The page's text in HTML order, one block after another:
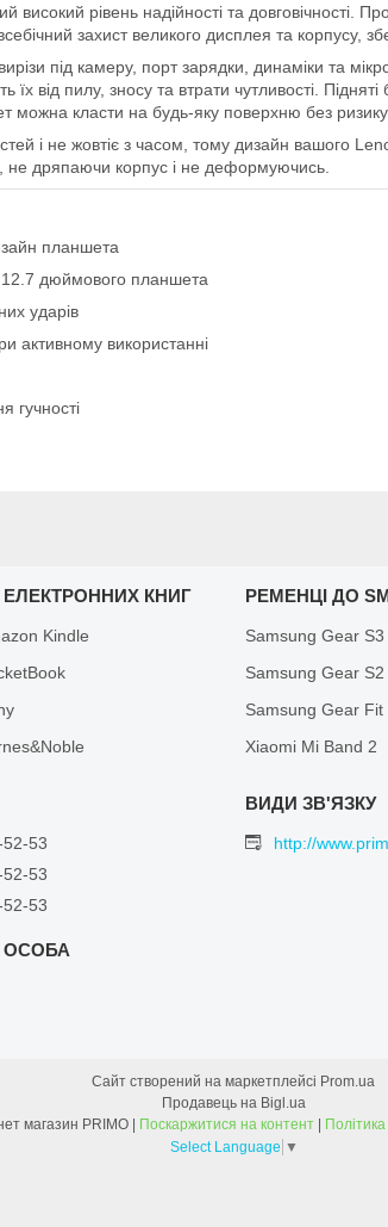
високий рівень надійності та
захист великого дисплея та корпусу,
вирізи під камеру, порт зарядки, динаміки та
від пилу, зносу та втрати чутливості.
можна класти на будь-яку поверхню без
і не жовтіє з часом, тому дизайн вашого
не дряпаючи корпус і не деформуючись.
планшета
дюймового планшета
ударів
активному використанні
гучності
КНИГ
Kindle
РЕМЕНЦІ ДО
Samsung Gear S3
Samsung Gear S2
Samsung Gear Fit
Xiaomi Mi Band 2
53
53
53
http://
Сайт створений на маркетплейсі Prom.ua
Продавець на Bigl.ua
Інтернет магазин PRIMO | Поскаржитися на контент |
Select Language ▼